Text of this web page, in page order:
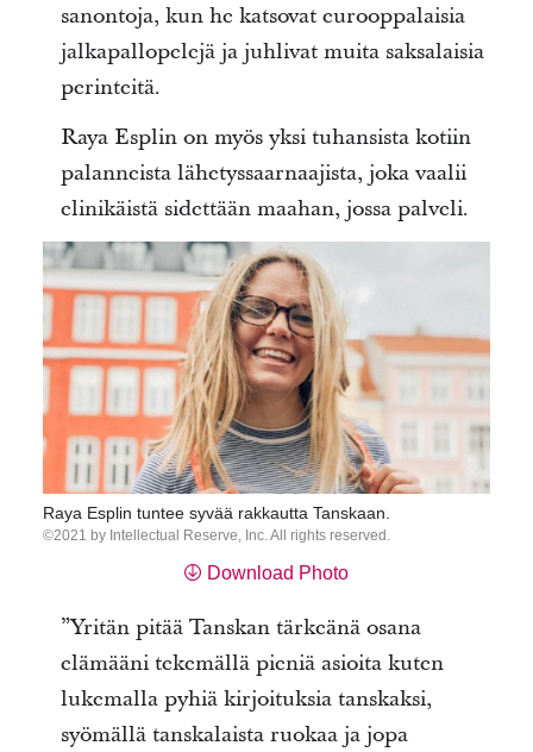
sanontoja, kun he katsovat eurooppalaisia
jalkapallopelejä ja juhlivat muita saksalaisia
perinteitä.
Raya Esplin on myös yksi tuhansista kotiin
palanneista lähetyssaarnaajista, joka vaalii
elinikäistä sidettään maahan, jossa palveli.
Raya Esplin tuntee syvää rakkautta Tanskaan.
2021 by Intellectual Reserve, Inc. All rights reserved.
Download Photo
”Yritän pitää Tanskan tärkeänä osana
elämääni tekemällä pieniä asioita kuten
lukemalla pyhiä kirjoituksia tanskaksi,
syömällä tanskalaista ruokaa ja jopa